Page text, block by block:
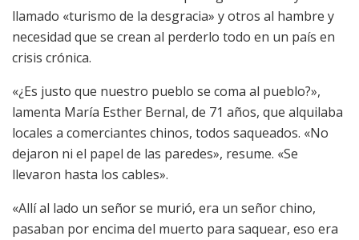
llamado «turismo de la desgracia» y otros al hambre y
necesidad que se crean al perderlo todo en un país en
crisis crónica.
«¿Es justo que nuestro pueblo se coma al pueblo?»,
lamenta María Esther Bernal, de 71 años, que alquilaba
locales a comerciantes chinos, todos saqueados. «No
dejaron ni el papel de las paredes», resume. «Se
llevaron hasta los cables».
«Allí al lado un señor se murió, era un señor chino,
pasaban por encima del muerto para saquear, eso era